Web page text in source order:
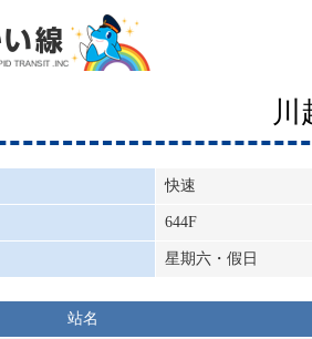
川
快速
644F
星期六・假日
站名